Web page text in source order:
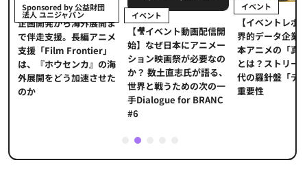
Sponsored by 公益財団
法人 ユニジャパン
企画開発から海外展開ま
で伴走支援。長編アニメ
支援「Film Frontier」
は、『ホウセンカ』の海
外展開をどう加速させた
のか
イベント
【🎥イベント動画配信開
始】なぜ日本にアニメー
ション映画祭が必要なの
か？ 数土直志氏が語る、
世界と戦うための次の一
手Dialogue for BRANC
#6
イベント
【イベントレポ
界的データ企業
本アニメの「真
とは？ストリー
代の羅針盤「デ
重要性
2